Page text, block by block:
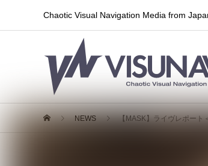
Chaotic Visual Navigation Media from
NEWS 【MASK】ライヴレポー